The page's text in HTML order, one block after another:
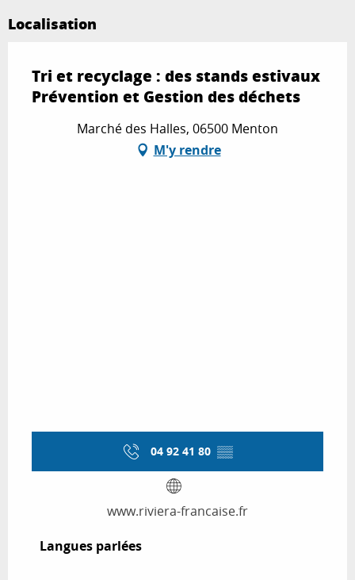
Localisation
Tri et recyclage : des stands estivaux
Prévention et Gestion des déchets
Marché des Halles, 06500 Menton
M'y rendre
04 92 41 80 ▒▒
www.riviera-francaise.fr
Langues parlées
Langues parlées